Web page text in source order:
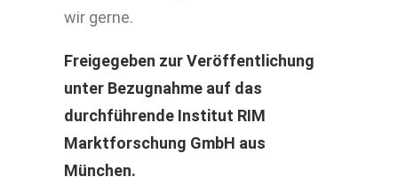
wir gerne.
Freigegeben zur Veröffentlichung
unter Bezugnahme auf das
durchführende Institut RIM
Marktforschung GmbH aus
München.